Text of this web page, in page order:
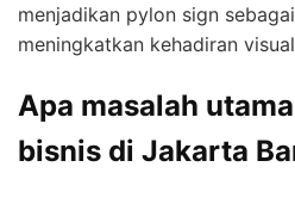
menjadikan pylon sign
meningkatkan kehadiran
Apa masalah
bisnis di Jakarta